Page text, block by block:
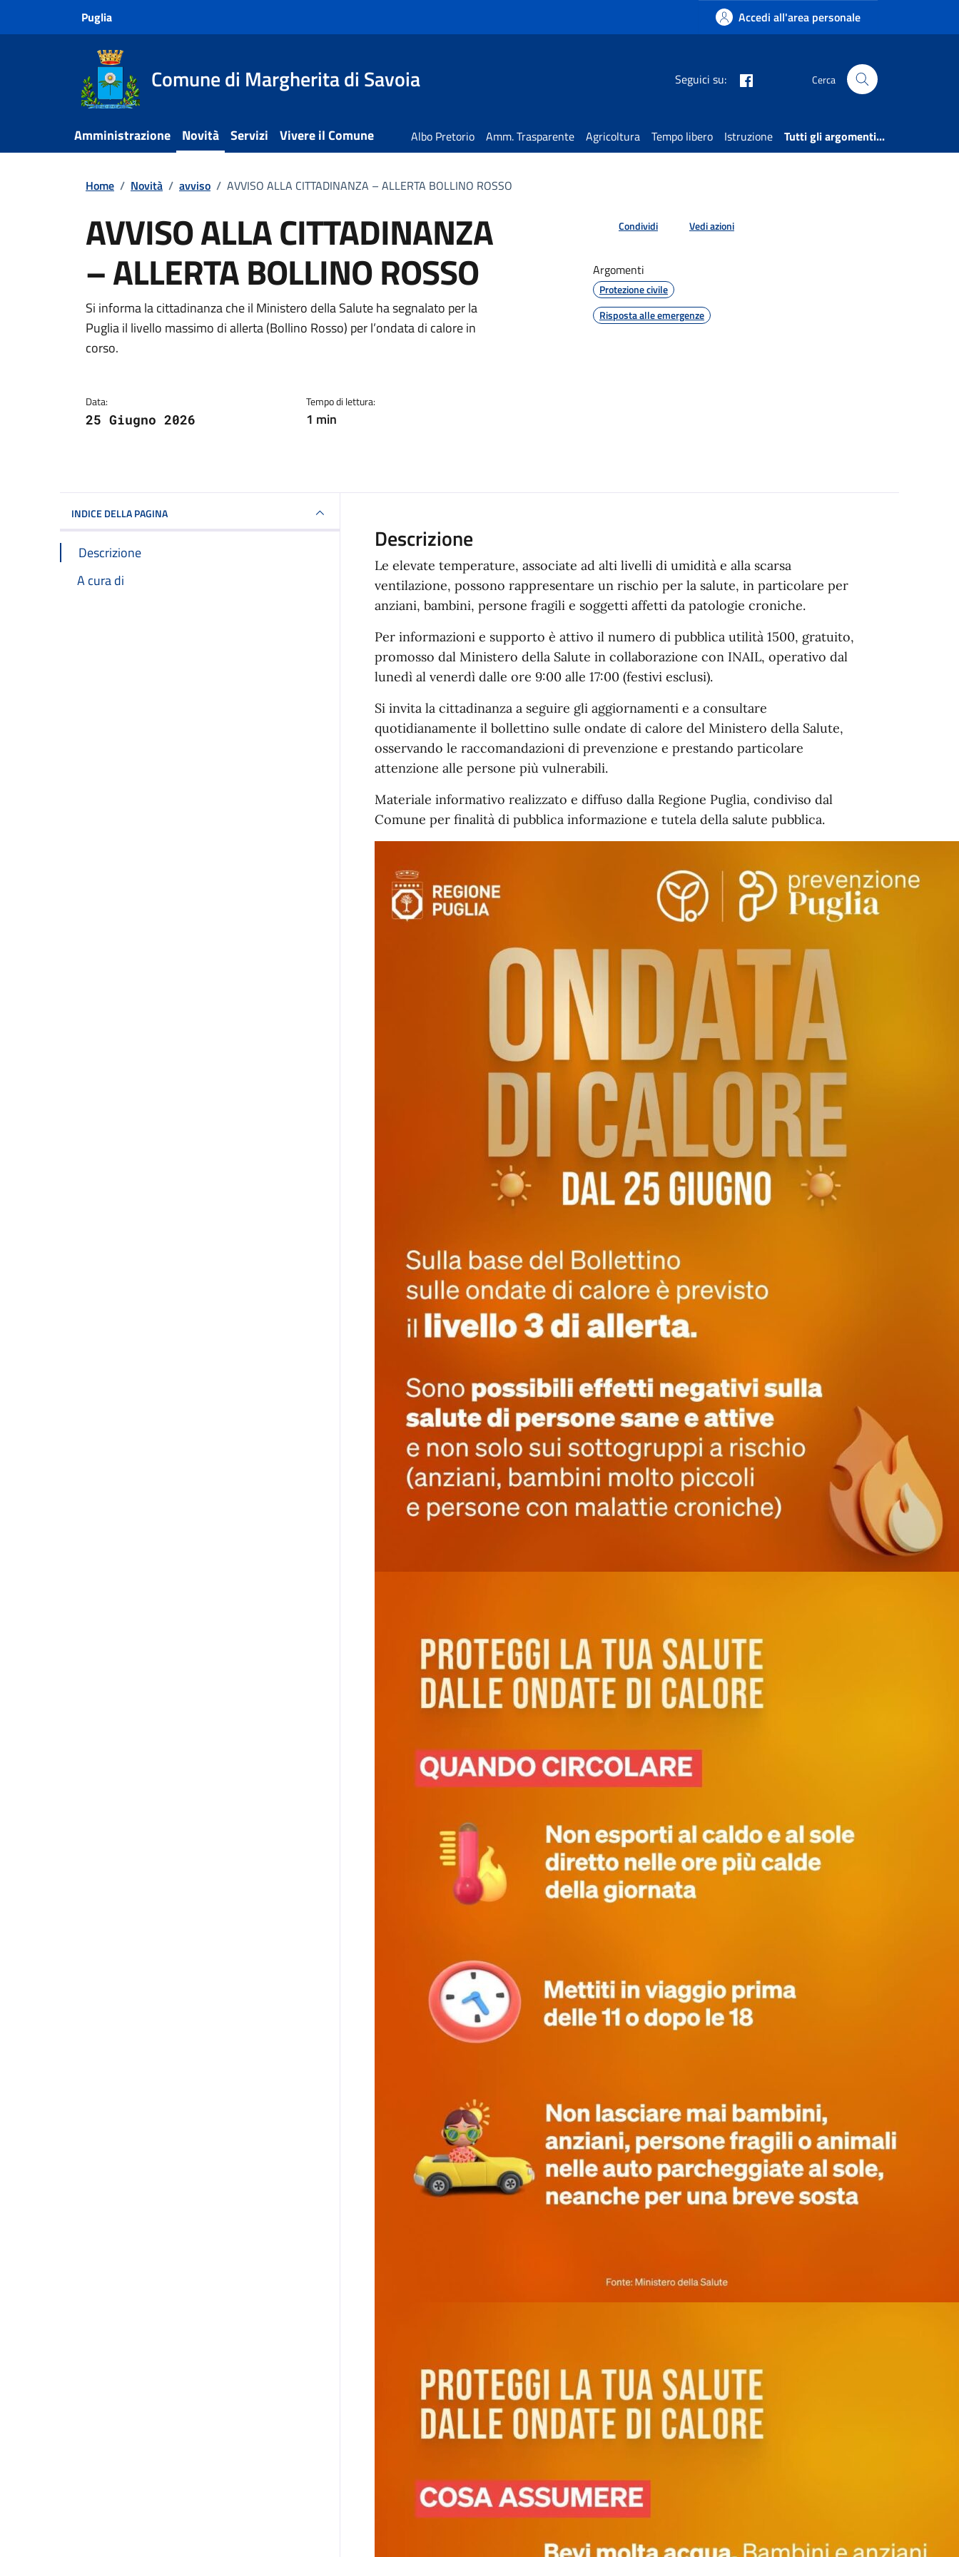
Puglia Accedi all'area personale
Comune di Margherita di Savoia Seguici su: Cerca
Amministrazione Novità Servizi Vivere il Comune Albo Pretorio Amm. Trasparente Agricoltura Tempo libero Istruzione Tutti gli argomenti...
Home / Novità / avviso / AVVISO ALLA CITTADINANZA – ALLERTA BOLLINO ROSSO
AVVISO ALLA CITTADINANZA
– ALLERTA BOLLINO ROSSO
Dettagli della notizia
Si informa la cittadinanza che il Ministero della Salute ha segnalato per la
Puglia il livello massimo di allerta (Bollino Rosso) per l’ondata di calore in
corso.
Data:
25 Giugno 2026
Tempo di lettura:
1 min
Condividi Vedi azioni
Argomenti
Protezione civile
Risposta alle emergenze
INDICE DELLA PAGINA
Descrizione
A cura di
Descrizione
Le elevate temperature, associate ad alti livelli di umidità e alla scarsa
ventilazione, possono rappresentare un rischio per la salute, in particolare per
anziani, bambini, persone fragili e soggetti affetti da patologie croniche.
Per informazioni e supporto è attivo il numero di pubblica utilità 1500, gratuito,
promosso dal Ministero della Salute in collaborazione con INAIL, operativo dal
lunedì al venerdì dalle ore 9:00 alle 17:00 (festivi esclusi).
Si invita la cittadinanza a seguire gli aggiornamenti e a consultare
quotidianamente il bollettino sulle ondate di calore del Ministero della Salute,
osservando le raccomandazioni di prevenzione e prestando particolare
attenzione alle persone più vulnerabili.
Materiale informativo realizzato e diffuso dalla Regione Puglia, condiviso dal
Comune per finalità di pubblica informazione e tutela della salute pubblica.